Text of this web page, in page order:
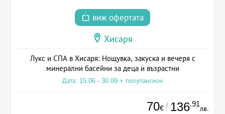
виж офертата
Хисаря
Лукс и СПА в Хисаря: Нощувка, закуска и вечеря с
минерални басейни за деца и възрастни
Дата: 15.06 - 30.09 + полупансион
70€ / 136.91
лв.